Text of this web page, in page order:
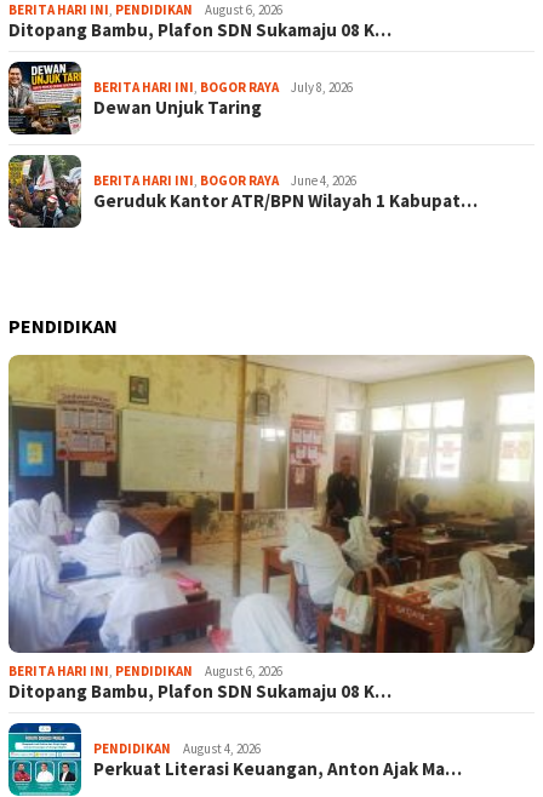
BERITA HARI INI, PENDIDIKAN August 6, 2026
Ditopang Bambu, Plafon SDN Sukamaju 08 K…
BERITA HARI INI, BOGOR RAYA July 8, 2026
Dewan Unjuk Taring
BERITA HARI INI, BOGOR RAYA June 4, 2026
Geruduk Kantor ATR/BPN Wilayah 1 Kabupat…
PENDIDIKAN
BERITA HARI INI, PENDIDIKAN August 6, 2026
Ditopang Bambu, Plafon SDN Sukamaju 08 K…
PENDIDIKAN August 4, 2026
Perkuat Literasi Keuangan, Anton Ajak Ma…